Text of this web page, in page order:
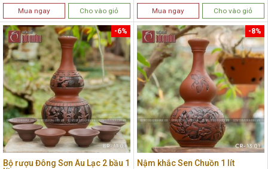
Mua ngay Cho vào giỏ Mua ngay Cho vào giỏ
Bộ rượu Đông Sơn Âu Lạc 2 bầu 1
-6%
Nậm khắc Sen Chuồn 1 lít
-8%